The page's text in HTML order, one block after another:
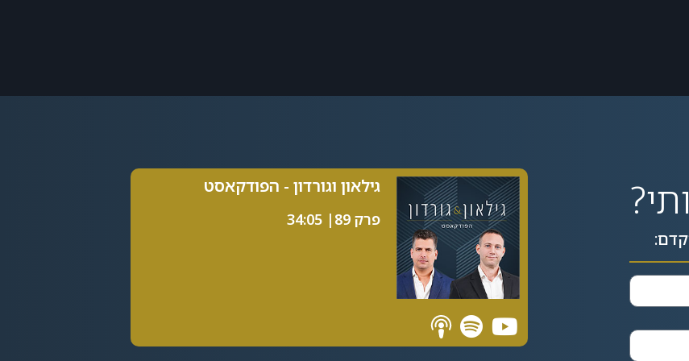
גילאון וגורדון - הפודקאסט
פרק 89| 34:05